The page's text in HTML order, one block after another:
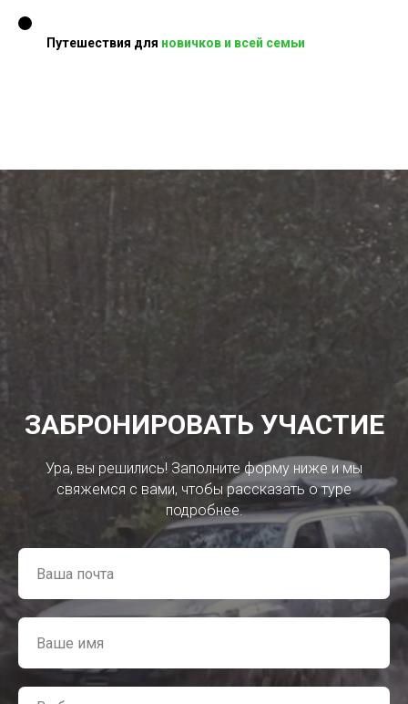
Путешествия для новичков и всей семьи
ЗАБРОНИРОВАТЬ УЧАСТИЕ
Ура, вы решились! Заполните форму ниже и мы
свяжемся с вами, чтобы рассказать о туре
подробнее.